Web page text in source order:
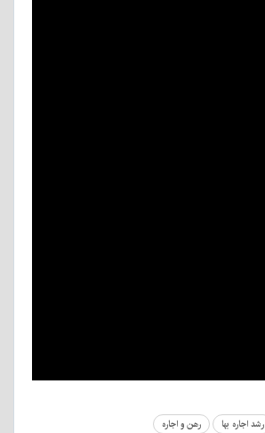
رشد اجاره بها رهن و اجاره